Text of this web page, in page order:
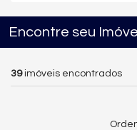
Encontre seu Imóvel
39imóveis encontrados